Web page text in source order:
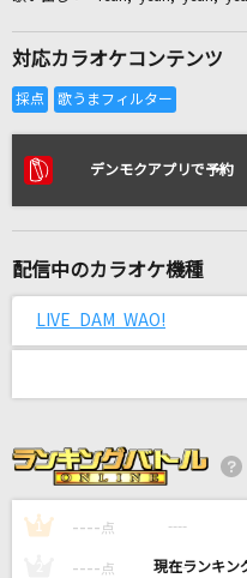
リアルタイム
ヌナ
WHITE BREATH
T.M.Revolution
[Alexandros]
エルダーフラワー
対応カラオケコンテンツ
デンモクアプリで予約
配信中のカラオケ機種
LIVE DAM WAO!
1 ---- 点 ----
---- 点 ----